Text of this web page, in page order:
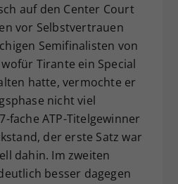
auf den Center Court
vor Selbstvertrauen
Semifinalisten von
Tirante ein Special
hatte, vermochte er
nicht viel
fache ATP-Titelgewinner
der erste Satz war
dahin. Im zweiten
besser dagegen